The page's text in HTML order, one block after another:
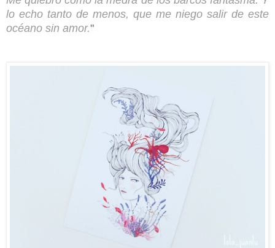
lo echo tanto de menos, que me niego salir de este
océano sin amor."